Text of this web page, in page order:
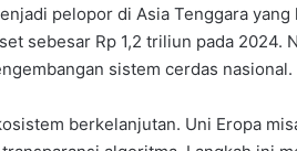
pelopor di Asia Tenggara yang
sebesar Rp 1,2 triliun pada 2024.
sistem cerdas nasional.
berkelanjutan. Uni Eropa